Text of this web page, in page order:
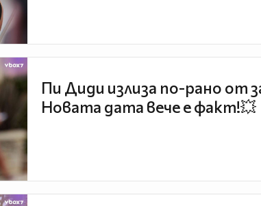
Пи Диди излиза по-рано от
Новата дата вече е факт!💥